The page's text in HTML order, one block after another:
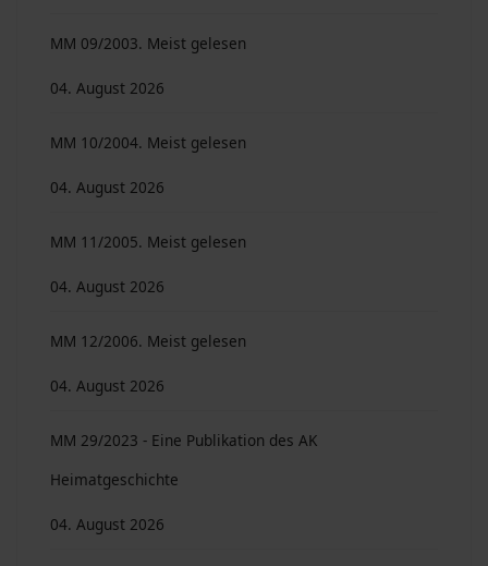
MM 09/2003. Meist gelesen
04. August 2026
MM 10/2004. Meist gelesen
04. August 2026
MM 11/2005. Meist gelesen
04. August 2026
MM 12/2006. Meist gelesen
04. August 2026
MM 29/2023 - Eine Publikation des AK
Heimatgeschichte
04. August 2026